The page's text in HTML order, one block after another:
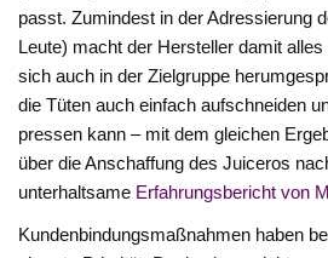
passt. Zumindest in der Adressierung
Leute) macht der Hersteller damit
sich auch in der Zielgruppe
die Tüten auch einfach aufschneiden
pressen kann – mit dem gleichen
über die Anschaffung des Juiceros
unterhaltsame Erfahrungsbericht von
Kundenbindungsmaßnahmen haben